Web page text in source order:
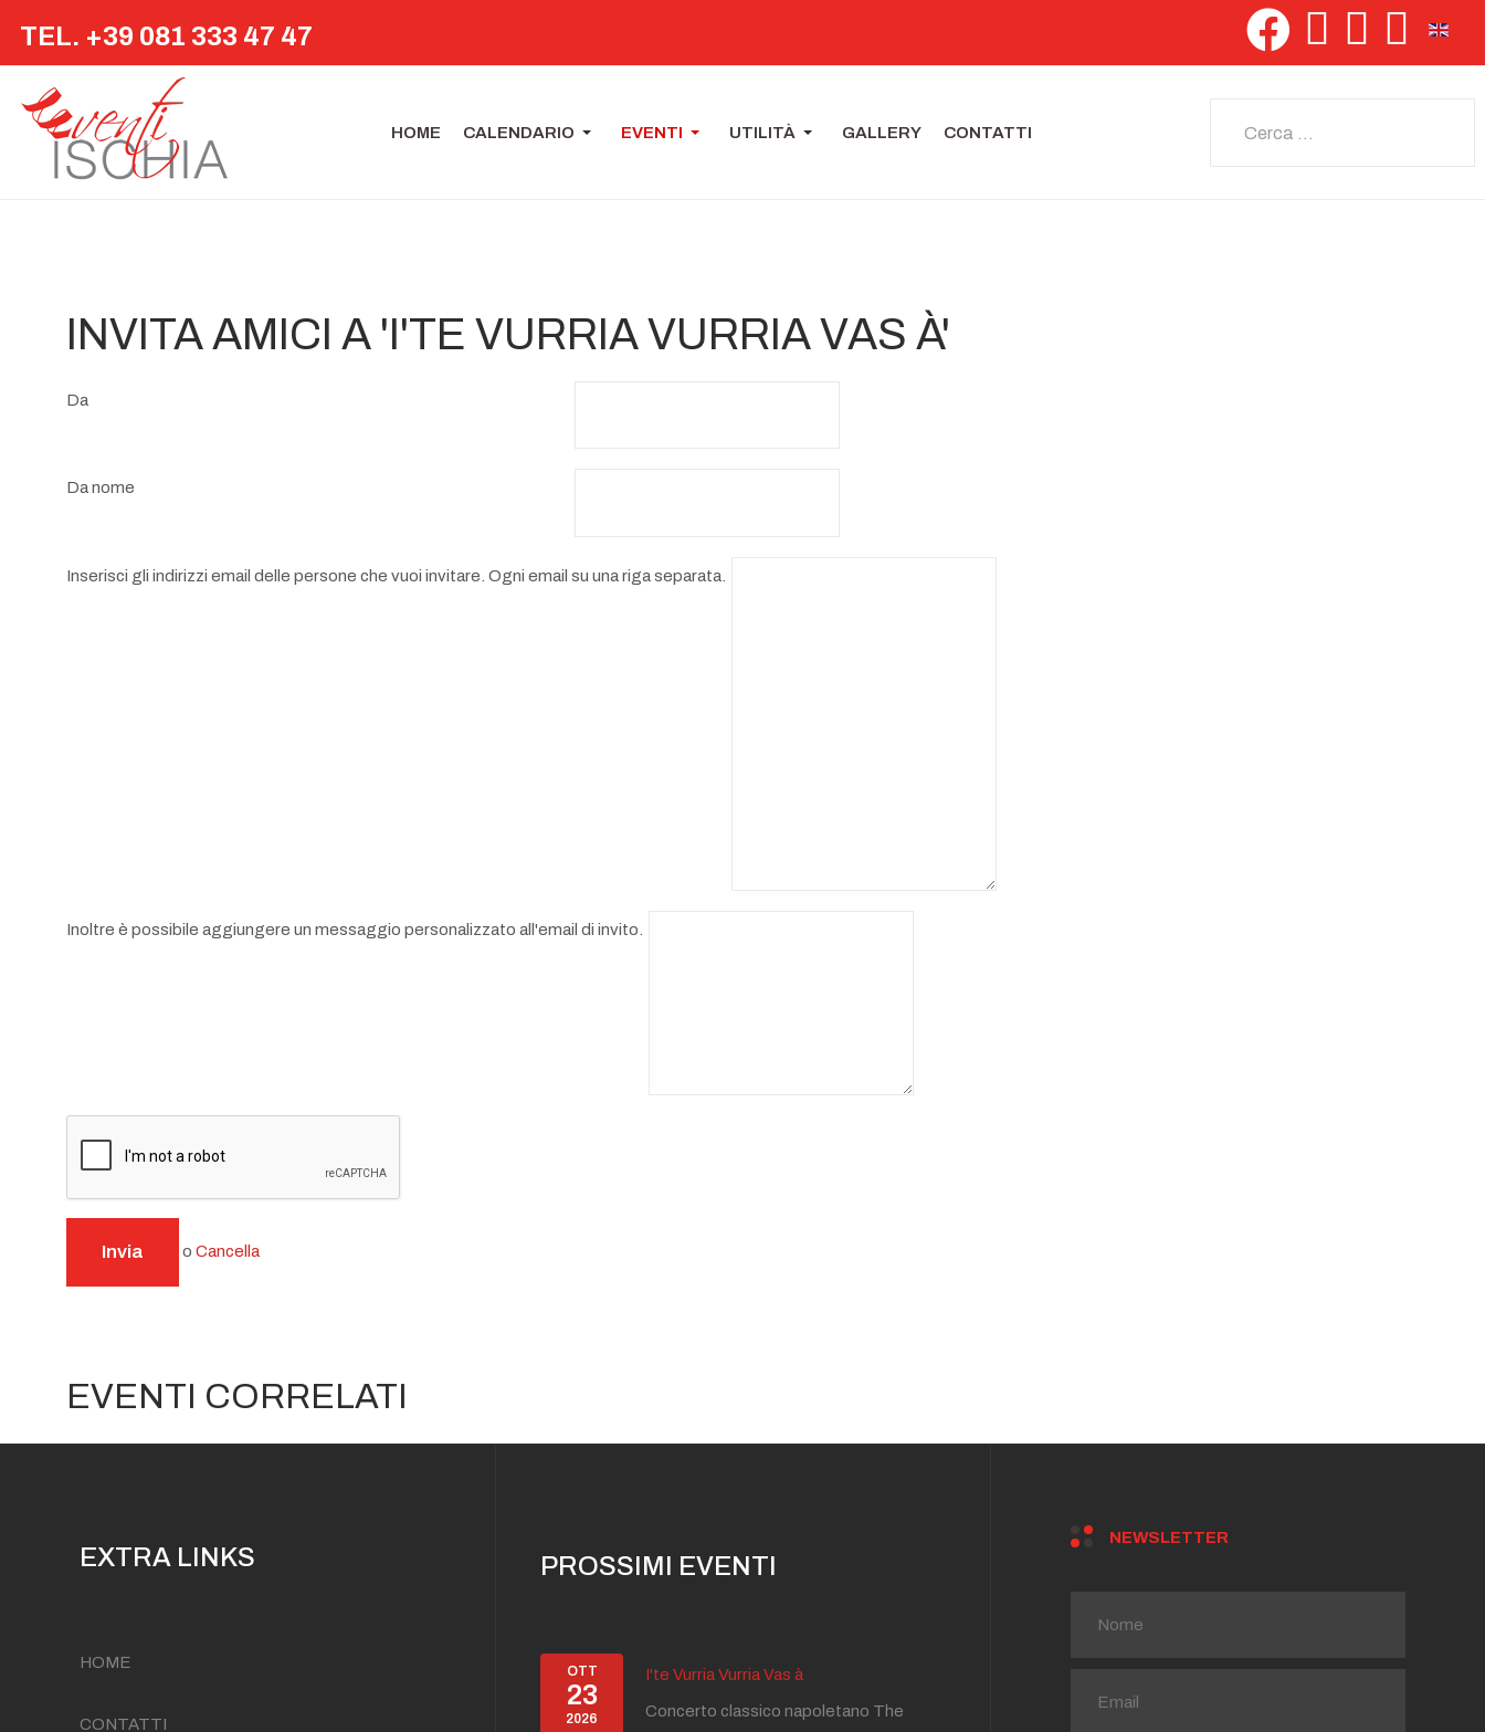
TEL. +39 081 333 47 47
HOME CALENDARIO EVENTI UTILITÀ GALLERY CONTATTI
INVITA AMICI A 'I'TE VURRIA VURRIA VAS À'
Da
Da nome
Inserisci gli indirizzi email delle persone che vuoi invitare. Ogni email su una riga separata.
Inoltre è possibile aggiungere un messaggio personalizzato all'email di invito.
Invia o Cancella
EVENTI CORRELATI
EXTRA LINKS
HOME
CONTATTI
PROSSIMI EVENTI
OTT
23
2026
I'te Vurria Vurria Vas à
Concerto classico napoletano The
NEWSLETTER